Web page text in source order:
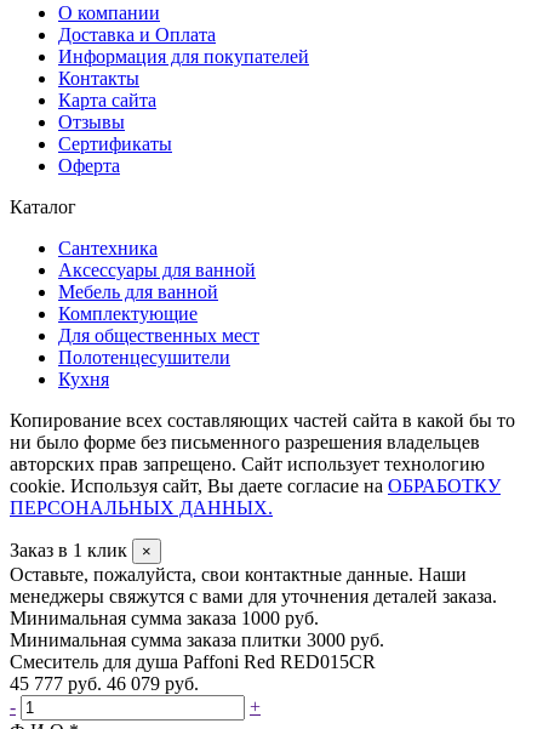
О компании
Доставка и Оплата
Информация для покупателей
Контакты
Карта сайта
Отзывы
Сертификаты
Оферта
Каталог
Сантехника
Аксессуары для ванной
Мебель для ванной
Комплектующие
Для общественных мест
Полотенцесушители
Кухня
Копирование всех составляющих частей сайта в какой бы то
ни было форме без письменного разрешения владельцев
авторских прав запрещено. Сайт использует технологию
cookie. Используя сайт, Вы даете согласие на ОБРАБОТКУ
ПЕРСОНАЛЬНЫХ ДАННЫХ.
Заказ в 1 клик ×
Оставьте, пожалуйста, свои контактные данные. Наши
менеджеры свяжутся с вами для уточнения деталей заказа.
Минимальная сумма заказа 1000 руб.
Минимальная сумма заказа плитки 3000 руб.
Смеситель для душа Paffoni Red RED015CR
45 777 руб. 46 079 руб.
-
+